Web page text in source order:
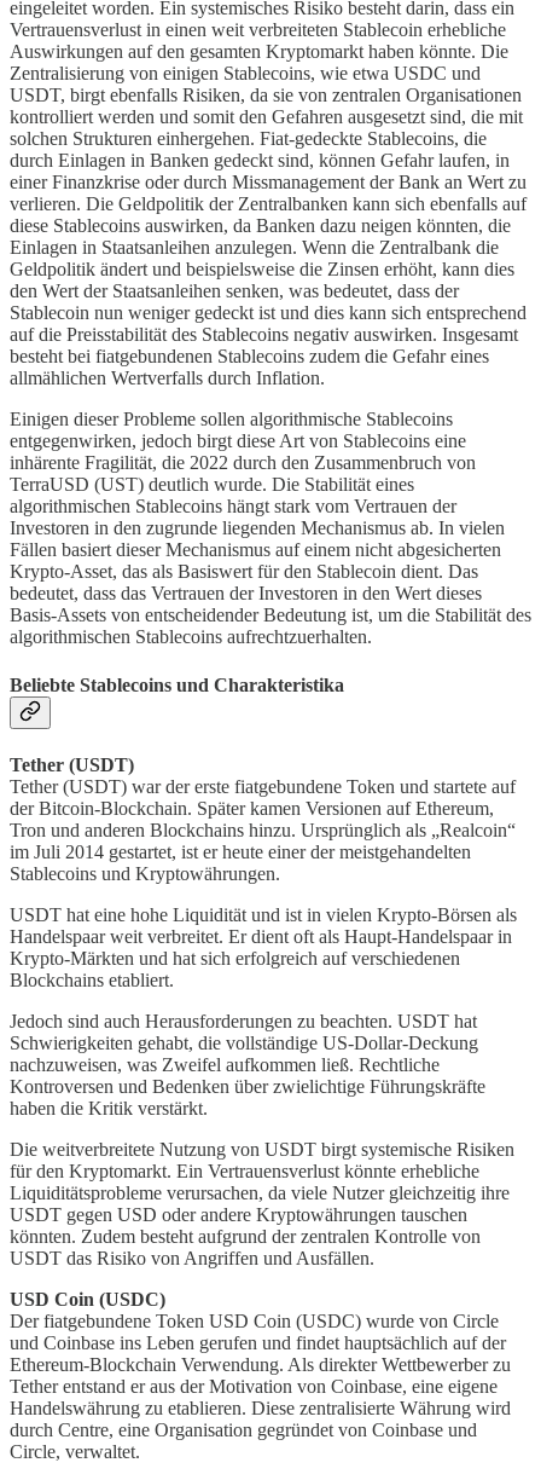
eingeleitet worden. Ein systemisches Risiko besteht darin, dass ein
Vertrauensverlust in einen weit verbreiteten Stablecoin erhebliche
Auswirkungen auf den gesamten Kryptomarkt haben könnte. Die
Zentralisierung von einigen Stablecoins, wie etwa USDC und
USDT, birgt ebenfalls Risiken, da sie von zentralen Organisationen
kontrolliert werden und somit den Gefahren ausgesetzt sind, die mit
solchen Strukturen einhergehen. Fiat-gedeckte Stablecoins, die
durch Einlagen in Banken gedeckt sind, können Gefahr laufen, in
einer Finanzkrise oder durch Missmanagement der Bank an Wert zu
verlieren. Die Geldpolitik der Zentralbanken kann sich ebenfalls auf
diese Stablecoins auswirken, da Banken dazu neigen könnten, die
Einlagen in Staatsanleihen anzulegen. Wenn die Zentralbank die
Geldpolitik ändert und beispielsweise die Zinsen erhöht, kann dies
den Wert der Staatsanleihen senken, was bedeutet, dass der
Stablecoin nun weniger gedeckt ist und dies kann sich entsprechend
auf die Preisstabilität des Stablecoins negativ auswirken. Insgesamt
besteht bei fiatgebundenen Stablecoins zudem die Gefahr eines
allmählichen Wertverfalls durch Inflation.
Einigen dieser Probleme sollen algorithmische Stablecoins
entgegenwirken, jedoch birgt diese Art von Stablecoins eine
inhärente Fragilität, die 2022 durch den Zusammenbruch von
TerraUSD (UST) deutlich wurde. Die Stabilität eines
algorithmischen Stablecoins hängt stark vom Vertrauen der
Investoren in den zugrunde liegenden Mechanismus ab. In vielen
Fällen basiert dieser Mechanismus auf einem nicht abgesicherten
Krypto-Asset, das als Basiswert für den Stablecoin dient. Das
bedeutet, dass das Vertrauen der Investoren in den Wert dieses
Basis-Assets von entscheidender Bedeutung ist, um die Stabilität des
algorithmischen Stablecoins aufrechtzuerhalten.
Beliebte Stablecoins und Charakteristika
Tether (USDT)
Tether (USDT) war der erste fiatgebundene Token und startete auf
der Bitcoin-Blockchain. Später kamen Versionen auf Ethereum,
Tron und anderen Blockchains hinzu. Ursprünglich als „Realcoin“
im Juli 2014 gestartet, ist er heute einer der meistgehandelten
Stablecoins und Kryptowährungen.
USDT hat eine hohe Liquidität und ist in vielen Krypto-Börsen als
Handelspaar weit verbreitet. Er dient oft als Haupt-Handelspaar in
Krypto-Märkten und hat sich erfolgreich auf verschiedenen
Blockchains etabliert.
Jedoch sind auch Herausforderungen zu beachten. USDT hat
Schwierigkeiten gehabt, die vollständige US-Dollar-Deckung
nachzuweisen, was Zweifel aufkommen ließ. Rechtliche
Kontroversen und Bedenken über zwielichtige Führungskräfte
haben die Kritik verstärkt.
Die weitverbreitete Nutzung von USDT birgt systemische Risiken
für den Kryptomarkt. Ein Vertrauensverlust könnte erhebliche
Liquiditätsprobleme verursachen, da viele Nutzer gleichzeitig ihre
USDT gegen USD oder andere Kryptowährungen tauschen
könnten. Zudem besteht aufgrund der zentralen Kontrolle von
USDT das Risiko von Angriffen und Ausfällen.
USD Coin (USDC)
Der fiatgebundene Token USD Coin (USDC) wurde von Circle
und Coinbase ins Leben gerufen und findet hauptsächlich auf der
Ethereum-Blockchain Verwendung. Als direkter Wettbewerber zu
Tether entstand er aus der Motivation von Coinbase, eine eigene
Handelswährung zu etablieren. Diese zentralisierte Währung wird
durch Centre, eine Organisation gegründet von Coinbase und
Circle, verwaltet.